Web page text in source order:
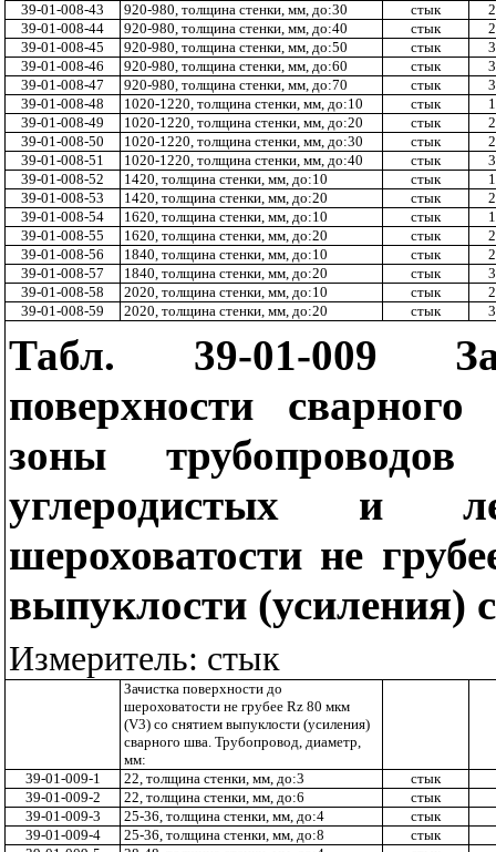
39-01-008-43
920-980, толщина стенки, мм, до:30 стык
39-01-008-44
920-980, толщина стенки, мм, до:40 стык
39-01-008-45
920-980, толщина стенки, мм, до:50 стык
39-01-008-46
920-980, толщина стенки, мм, до:60 стык
39-01-008-47
920-980, толщина стенки, мм, до:70 стык
39-01-008-48
1020-1220, толщина стенки, мм, до:10 стык
39-01-008-49
1020-1220, толщина стенки, мм, до:20 стык
39-01-008-50
1020-1220, толщина стенки, мм, до:30 стык
39-01-008-51
1020-1220, толщина стенки, мм, до:40 стык
39-01-008-52
1420, толщина стенки, мм, до:10 стык
39-01-008-53
1420, толщина стенки, мм, до:20 стык
39-01-008-54
1620, толщина стенки, мм, до:10 стык
39-01-008-55
1620, толщина стенки, мм, до:20 стык
39-01-008-56
1840, толщина стенки, мм, до:10 стык
39-01-008-57
1840, толщина стенки, мм, до:20 стык
39-01-008-58
2020, толщина стенки, мм, до:10 стык
39-01-008-59
2020, толщина стенки, мм, до:20 стык
Табл. 39-01-009
поверхности
зоны
углеродистых и
шероховатости не
выпуклости (усиления)
Измеритель: стык
Зачистка поверхности до
шероховатости не грубее Rz80 мкм
(V3) со снятием выпуклости (усиления)
сварного шва. Трубопровод, диаметр,
мм:
39-01-009-1
22, толщина стенки, мм, до:3 стык
39-01-009-2
22, толщина стенки, мм, до:6 стык
39-01-009-3
25-36, толщина стенки, мм, до:4 стык
39-01-009-4
25-36, толщина стенки, мм, до:8 стык